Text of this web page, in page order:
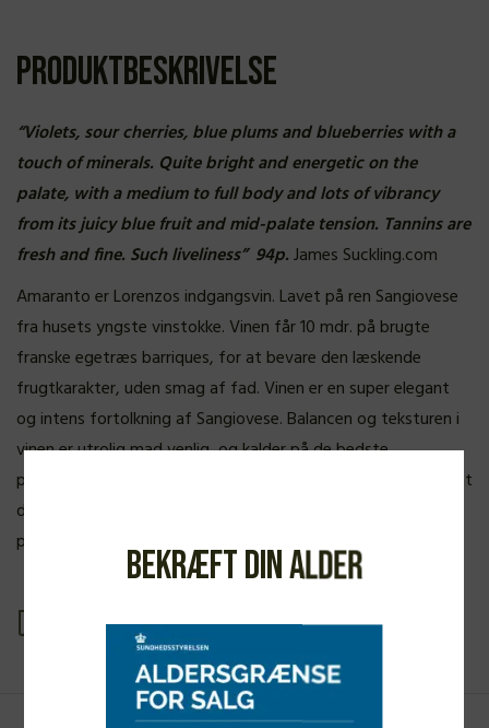
Produktbeskrivelse
“Violets, sour cherries, blue plums and blueberries with a
touch of minerals. Quite bright and energetic on the
palate, with a medium to full body and lots of vibrancy
from its juicy blue fruit and mid-palate tension. Tannins are
fresh and fine. Such liveliness” 94p.James Suckling.com
Amaranto er Lorenzos indgangsvin. Lavet på ren Sangiovese
fra husets yngste vinstokke. Vinen får 10 mdr. på brugte
franske egetræs barriques, for at bevare den læskende
frugtkarakter, uden smag af fad. Vinen er en super elegant
og intens fortolkning af Sangiovese. Balancen og teksturen i
vinen er utrolig mad venlig, og kalder på de bedste
pastaretter, eller en retter med godt fjerkræ. Ikke underligt at
den ofte bliver nævnt som et af Toscanas bedste køb i sin
prisklasse.
Se produkt PDF
Bekræft din alder